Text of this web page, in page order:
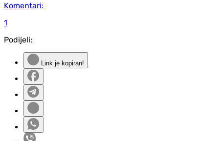
Komentari:
1
Podijeli:
Link je kopiran!